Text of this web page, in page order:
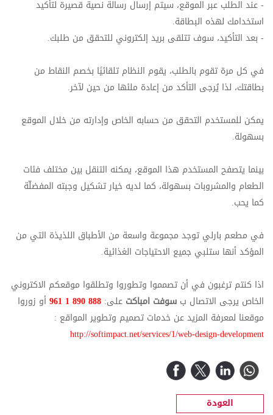
- عند الطلب عبر الموقع، سيتم إرسال رسالة نصية قصيرة لتأكيد
استخدامك لهذه البطاقة.
- بعد التأكيد، سوف تتلقى بريد إلكتروني للتحقق من طلبك.
في كل مرة تقوم بالطلب، يقوم النظام تلقائيًا بخصم النقاط من
بطاقتك، لذا يُرجى التأكد من إعادة ملئها من حين لآخر.
يمكن للمستخدم التحقق من حسابه الخاص وإدارته من خلال الموقع
بسهولة.
بينما يتصفح المستخدم هذا الموقع، يمكنه التنقل بين مختلف فئات
الطعام والمشروبات بسهولة، كما لديه خيار تشكيل وجبته المفضلّة
كما يحب.
في مطعم بارلي توجد مجموعة واسعة من الأطباق اللذيذة التي من
المؤكد أنها ستلبي جميع الاحتياجات الغذائية.
اذا كنتم ترغبون في أن تصمموا وتطوروا وتطلقوا موقعكم الاكتروني
الخاص يرجى الاتصال ب سوفت امباكت على:
أو زوروا
موقعنا لمعرفة المزيد عن خدمات تصميم وتطوير المواقع :
http://softimpact.net/services/1/web-design-development
العودة